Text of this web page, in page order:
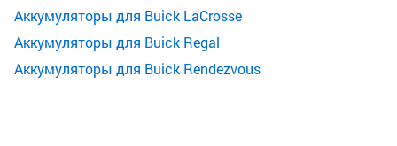
Аккумуляторы для Buick LaCrosse
Аккумуляторы для Buick Regal
Аккумуляторы для Buick Rendezvous